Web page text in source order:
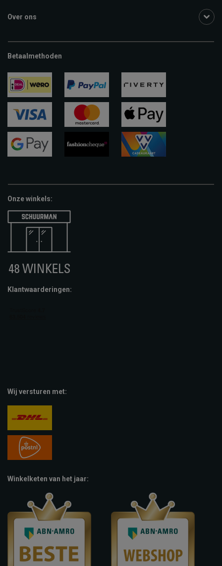
Over ons
Betaalmethoden
ideal paypal riverty
visa
apple-
pay
Onze winkels:
Klantwaarderingen:
Wij versturen met:
Winkelketen van het jaar: